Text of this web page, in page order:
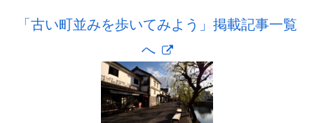
「古い町並みを歩いてみよう」掲載記事一覧
へ